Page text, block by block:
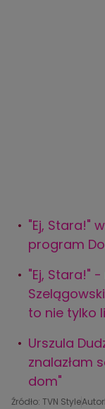
"Ej, Stara!"
program
"Ej, Stara!"
to nie tylko
Urszula
znalazłam
dom"
Źródło: TVN Style